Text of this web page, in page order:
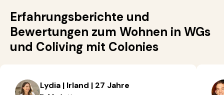
Erfahrungsberichte und
Bewertungen zum Wohnen in WGs
und Coliving mit Colonies
Lydia | Irland | 27 Jahre